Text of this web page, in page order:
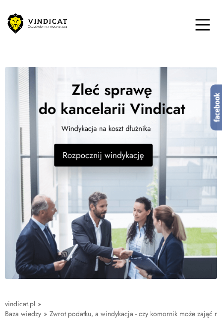
vindicat.pl »
Baza wiedzy » Zwrot podatku, a windykacja - czy komornik może zająć